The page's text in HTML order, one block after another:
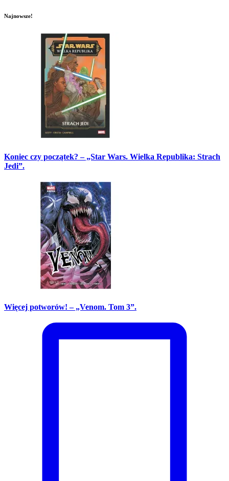
Najnowsze!
Koniec czy początek? – „Star Wars. Wielka Republika: Strach
Jedi”.
Więcej potworów! – „Venom. Tom 3”.